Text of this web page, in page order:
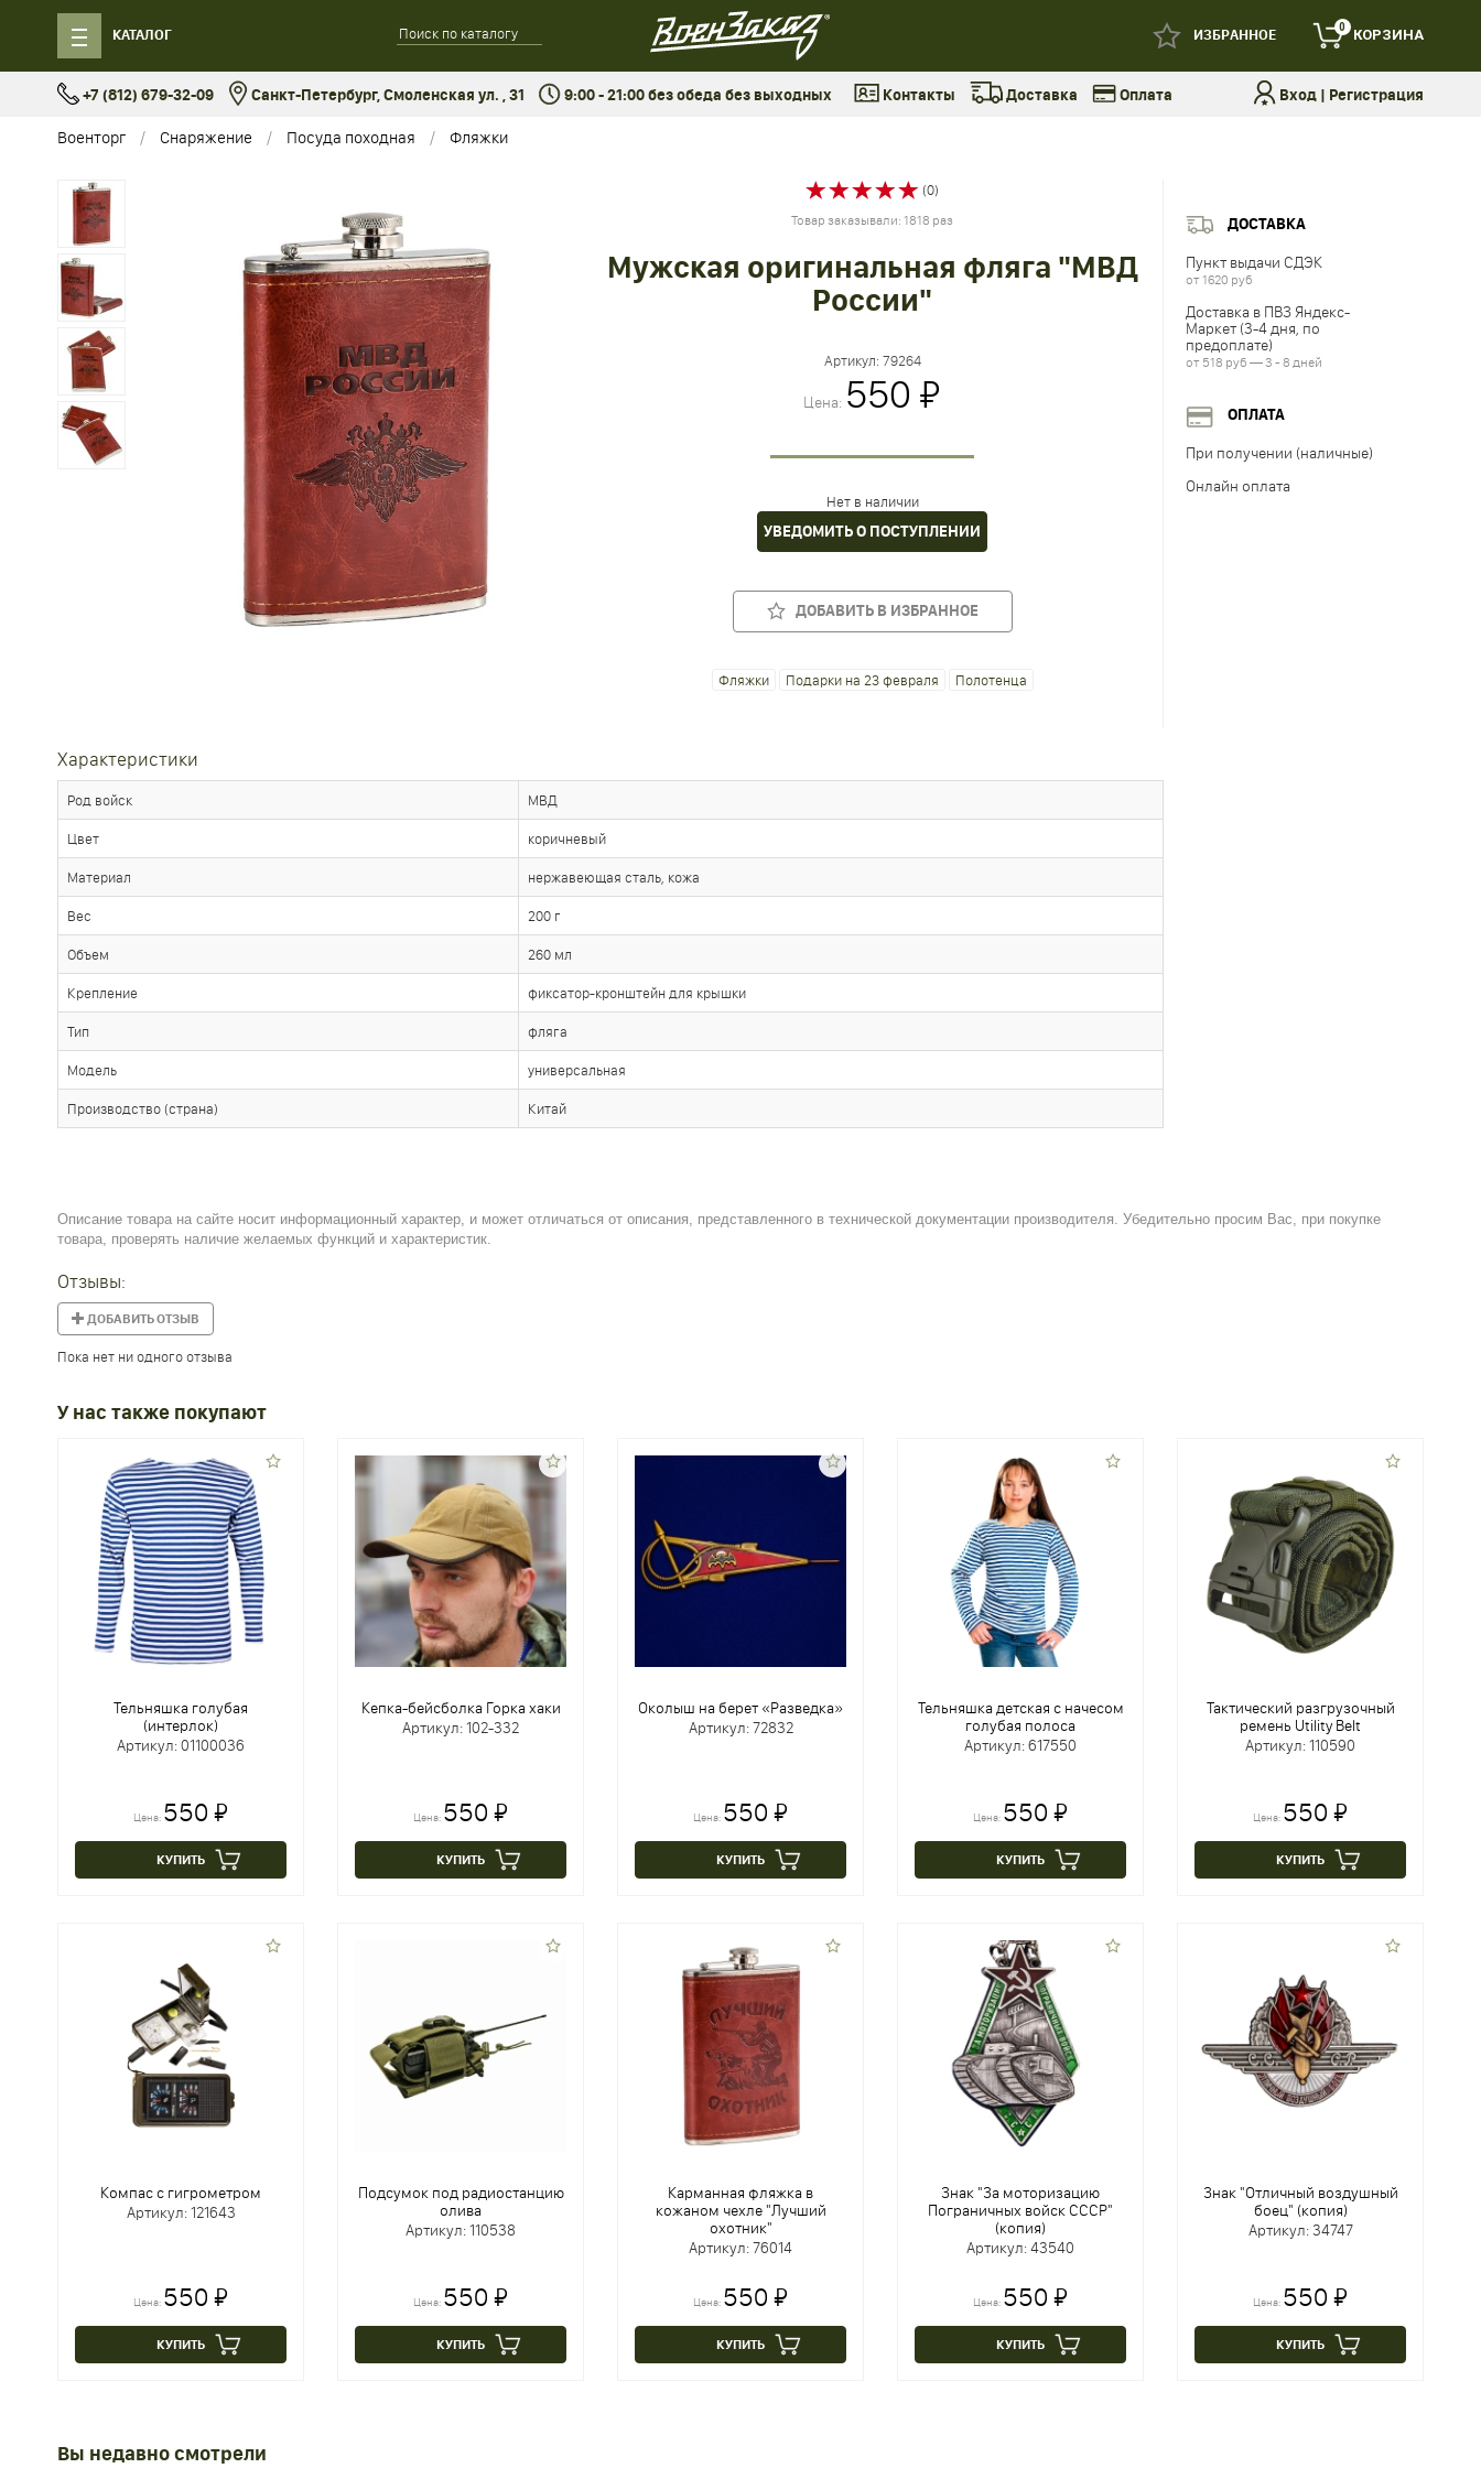
КАТАЛОГ ИЗБРАННОЕ 0 КОРЗИНА
+7 (812) 679-32-09 Санкт-Петербург, Смоленская ул. , 31 9:00 - 21:00 без обеда без выходных Контакты Доставка Оплата Вход| Регистрация
Военторг Снаряжение Посуда походная Фляжки
(0)
Товар заказывали: 1818 раз
Мужская оригинальная фляга "МВД
России"
Артикул: 79264
Цена: 550 ₽
Нет в наличии
УВЕДОМИТЬ О ПОСТУПЛЕНИИ
ДОБАВИТЬ В ИЗБРАННОЕ
Фляжки Подарки на 23 февраля Полотенца
ДОСТАВКА
Пункт выдачи СДЭК
от 1620 руб
Доставка в ПВЗ Яндекс-
Маркет (3-4 дня, по
предоплате)
от 518 руб — 3 - 8 дней
ОПЛАТА
При получении (наличные)
Онлайн оплата
Характеристики
Род войск МВД
Цвет коричневый
Материал нержавеющая сталь, кожа
Вес 200 г
Объем 260 мл
Крепление фиксатор-кронштейн для крышки
Тип фляга
Модель универсальная
Производство (страна) Китай
Описание товара на сайте носит информационный характер, и может отличаться от описания, представленного в технической документации производителя. Убедительно просим Вас, при покупке
товара, проверять наличие желаемых функций и характеристик.
Отзывы:
ДОБАВИТЬ ОТЗЫВ
Пока нет ни одного отзыва
У нас также покупают
Тельняшка голубая
(интерлок)
Артикул: 01100036
Цена: 550 ₽
КУПИТЬ
Кепка-бейсболка Горка хаки
Артикул: 102-332
Цена: 550 ₽
КУПИТЬ
Околыш на берет «Разведка»
Артикул: 72832
Цена: 550 ₽
КУПИТЬ
Тельняшка детская с начесом
голубая полоса
Артикул: 617550
Цена: 550 ₽
КУПИТЬ
Тактический разгрузочный
ремень Utility Belt
Артикул: 110590
Цена: 550 ₽
КУПИТЬ
Компас с гигрометром
Артикул: 121643
Цена: 550 ₽
КУПИТЬ
Подсумок под радиостанцию
олива
Артикул: 110538
Цена: 550 ₽
КУПИТЬ
Карманная фляжка в
кожаном чехле "Лучший
охотник"
Артикул: 76014
Цена: 550 ₽
КУПИТЬ
Знак "За моторизацию
Пограничных войск СССР"
(копия)
Артикул: 43540
Цена: 550 ₽
КУПИТЬ
Знак "Отличный воздушный
боец" (копия)
Артикул: 34747
Цена: 550 ₽
КУПИТЬ
Вы недавно смотрели